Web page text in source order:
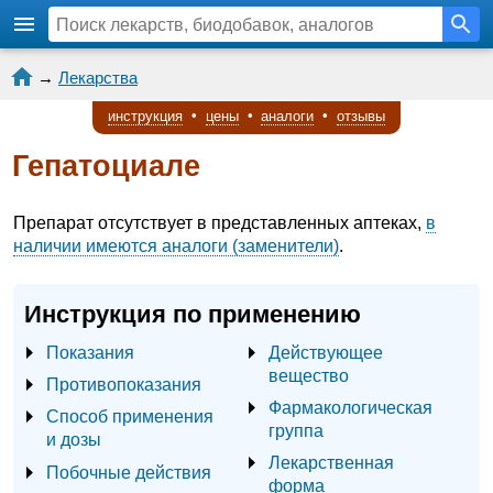
→ Лекарства
инструкция • цены • аналоги • отзывы
Гепатоциале
Препарат отсутствует в представленных аптеках, в
наличии имеются аналоги (заменители).
Инструкция по применению
Показания
Противопоказания
Способ применения
и дозы
Побочные действия
Действующее
вещество
Фармакологическая
группа
Лекарственная
форма